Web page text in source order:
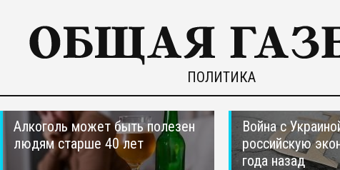
ПОЛИТИКА
Алкоголь может быть полезен
людям старше 40 лет
Война с
российскую
года назад